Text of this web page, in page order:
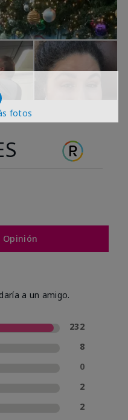
fotos
Opinión
a un amigo.
232
8
0
2
2